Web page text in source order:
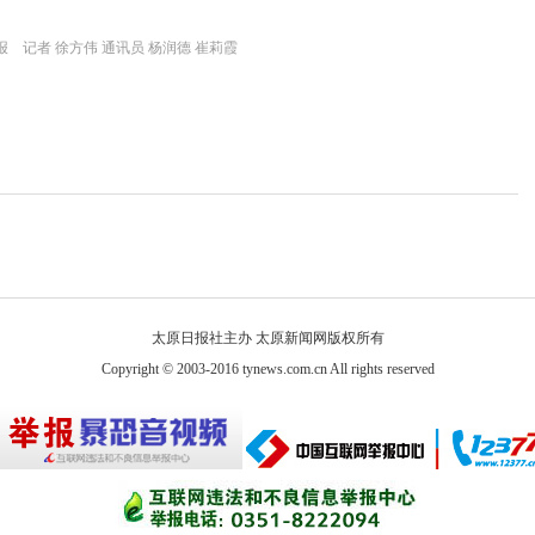
者 徐方伟 通讯员 杨润德 崔莉霞
太原日报社主办 太原新闻网版权所有
Copyright © 2003-2016 tynews.com.cn All rights reserved